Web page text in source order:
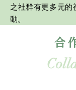
之社群有更多元的
動。
看
合